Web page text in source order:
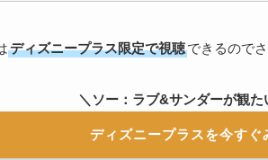
ディズニープラス限定で視聴できるので
＼ ソー：ラブ&サンダーが観た
ディズニープラスを今す